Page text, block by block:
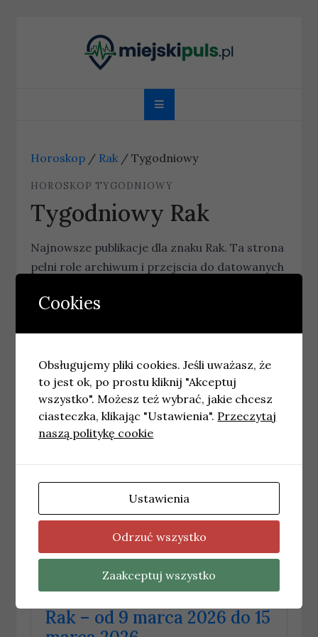
miejskipuls.pl
Horoskop / Rak /Tygodniowy
HOROSKOP TYGODNIOWY
Tygodniowy Rak
Najnowsze publikacje dla znaku Rak. Ta strona
pelni role archiwum i przejscia do datowanych
Horoskop tygodniowy –
Rak – od 16 marca 2026 do
22 marca 2026
16 marca, 2026
Nadchodzący czas to sprawdzian dla
Twojej elastyczności. Zbalansuj
zawodowe wyzwania z potrzebą
domowego spokoju, a odzyskasz
wewnętrzną równowagę.
Horoskop tygodniowy –
Rak – od 9 marca 2026 do 15
Cookies
Obsługujemy pliki cookies. Jeśli uważasz, że
to jest ok, po prostu kliknij "Akceptuj
wszystko". Możesz też wybrać, jakie chcesz
ciasteczka, klikając "Ustawienia". Przeczytaj
naszą politykę cookie
Ustawienia
Odrzuć wszystko
Zaakceptuj wszystko